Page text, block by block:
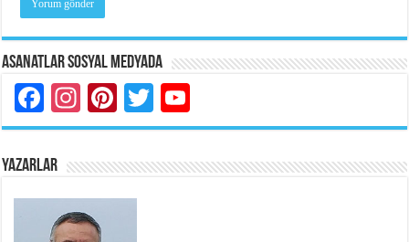
Asanatlar Sosyal Medyada
Facebook
Instagram
Pinterest
Twitter
YAZARLAR